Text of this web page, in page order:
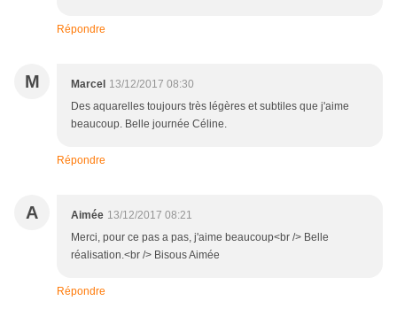
Répondre
M Marcel 13/12/2017 08:30
Des aquarelles toujours très légères et subtiles que j'aime
beaucoup. Belle journée Céline.
Répondre
A Aimée 13/12/2017 08:21
Merci, pour ce pas a pas, j'aime beaucoup<br /> Belle
réalisation.<br /> Bisous Aimée
Répondre